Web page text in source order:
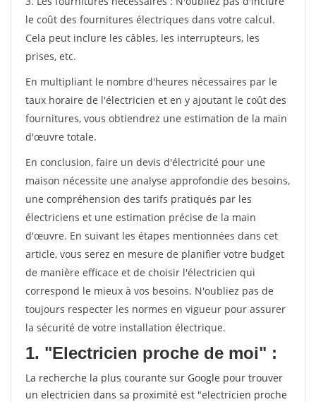
le coût des fournitures électriques dans votre calcul.
Cela peut inclure les câbles, les interrupteurs, les
prises, etc.
En multipliant le nombre d'heures nécessaires par le
taux horaire de l'électricien et en y ajoutant le coût des
fournitures, vous obtiendrez une estimation de la main
d'œuvre totale.
En conclusion, faire un devis d'électricité pour une
maison nécessite une analyse approfondie des besoins,
une compréhension des tarifs pratiqués par les
électriciens et une estimation précise de la main
d'œuvre. En suivant les étapes mentionnées dans cet
article, vous serez en mesure de planifier votre budget
de manière efficace et de choisir l'électricien qui
correspond le mieux à vos besoins. N'oubliez pas de
toujours respecter les normes en vigueur pour assurer
la sécurité de votre installation électrique.
1. "Electricien proche de moi" :
La recherche la plus courante sur Google pour trouver
un electricien dans sa proximité est "electricien proche